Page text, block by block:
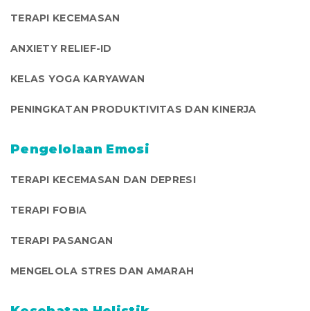
TERAPI KECEMASAN
ANXIETY RELIEF-ID
KELAS YOGA KARYAWAN
PENINGKATAN PRODUKTIVITAS DAN KINERJA
Pengelolaan Emosi
TERAPI KECEMASAN DAN DEPRESI
TERAPI FOBIA
TERAPI PASANGAN
MENGELOLA STRES DAN AMARAH